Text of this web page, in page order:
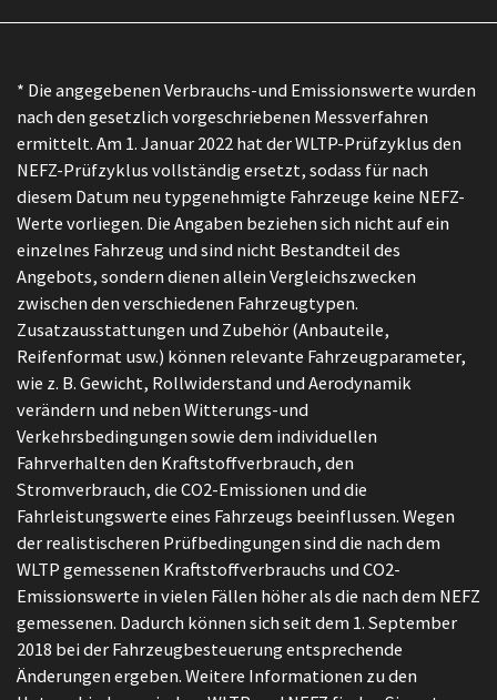
* Die angegebenen Verbrauchs-und Emissionswerte wurden
nach den gesetzlich vorgeschriebenen Messverfahren
ermittelt. Am 1. Januar 2022 hat der WLTP-Prüfzyklus den
NEFZ-Prüfzyklus vollständig ersetzt, sodass für nach
diesem Datum neu typgenehmigte Fahrzeuge keine NEFZ-
Werte vorliegen. Die Angaben beziehen sich nicht auf ein
einzelnes Fahrzeug und sind nicht Bestandteil des
Angebots, sondern dienen allein Vergleichszwecken
zwischen den verschiedenen Fahrzeugtypen.
Zusatzausstattungen und Zubehör (Anbauteile,
Reifenformat usw.) können relevante Fahrzeugparameter,
wie z. B. Gewicht, Rollwiderstand und Aerodynamik
verändern und neben Witterungs-und
Verkehrsbedingungen sowie dem individuellen
Fahrverhalten den Kraftstoffverbrauch, den
Stromverbrauch, die CO2-Emissionen und die
Fahrleistungswerte eines Fahrzeugs beeinflussen. Wegen
der realistischeren Prüfbedingungen sind die nach dem
WLTP gemessenen Kraftstoffverbrauchs und CO2-
Emissionswerte in vielen Fällen höher als die nach dem NEFZ
gemessenen. Dadurch können sich seit dem 1. September
2018 bei der Fahrzeugbesteuerung entsprechende
Änderungen ergeben. Weitere Informationen zu den